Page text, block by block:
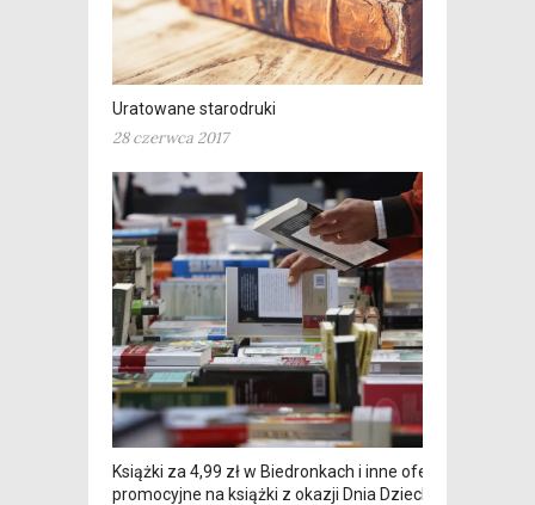
Uratowane starodruki
28 czerwca 2017
Książki za 4,99 zł w Biedronkach i inne oferty
promocyjne na książki z okazji Dnia Dziecka